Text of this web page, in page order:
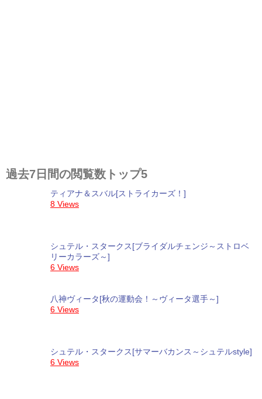
過去7日間の閲覧数トップ5
ティアナ＆スバル[ストライカーズ！]
8 Views
シュテル・スタークス[ブライダルチェンジ～ストロベ
リーカラーズ～]
6 Views
八神ヴィータ[秋の運動会！～ヴィータ選手～]
6 Views
シュテル・スタークス[サマーバカンス～シュテルstyle]
6 Views